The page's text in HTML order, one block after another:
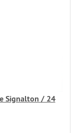
Signalton / 24